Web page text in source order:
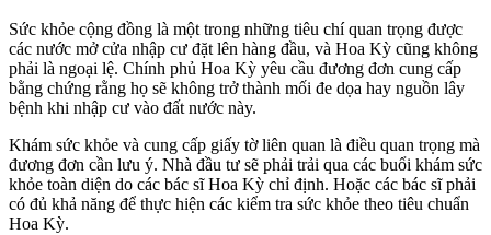
Sức khỏe cộng đồng là một trong những tiêu chí quan trọng được
các nước mở cửa nhập cư đặt lên hàng đầu, và Hoa Kỳ cũng không
phải là ngoại lệ. Chính phủ Hoa Kỳ yêu cầu đương đơn cung cấp
bằng chứng rằng họ sẽ không trở thành mối đe dọa hay nguồn lây
bệnh khi nhập cư vào đất nước này.
Khám sức khỏe và cung cấp giấy tờ liên quan là điều quan trọng mà
đương đơn cần lưu ý. Nhà đầu tư sẽ phải trải qua các buổi khám sức
khỏe toàn diện do các bác sĩ Hoa Kỳ chỉ định. Hoặc các bác sĩ phải
có đủ khả năng để thực hiện các kiểm tra sức khỏe theo tiêu chuẩn
Hoa Kỳ.